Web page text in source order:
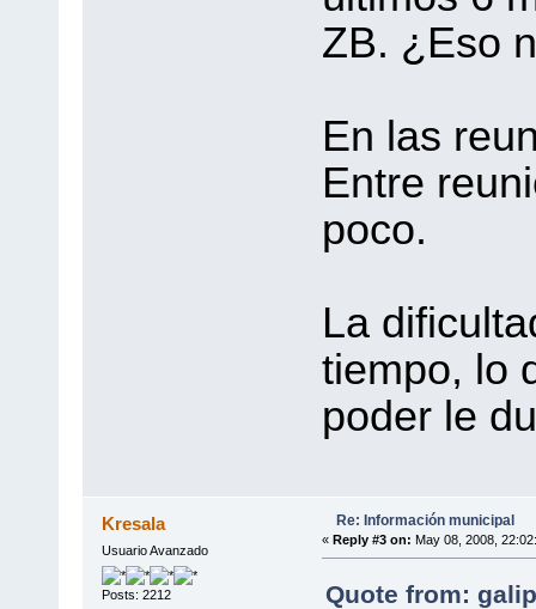
ZB. ¿Eso
En las
Entre
poco.
La
tiempo, lo
poder le
Kresala
Usuario Avanzado
Posts: 2212
Re: Información municipal
« Reply #3 on: May 08, 2008,
Quote from: